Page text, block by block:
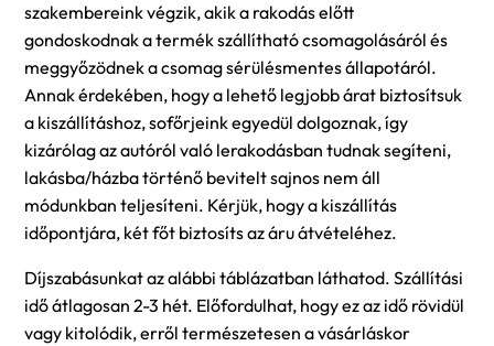
szakembereink végzik, akik a rakodás előtt
gondoskodnak a termék szállítható csomagolásáról és
meggyőzödnek a csomag sérülésmentes állapotáról.
Annak érdekében, hogy a lehető legjobb árat biztosítsuk
a kiszállításhoz, sofőrjeink egyedül dolgoznak, így
kizárólag az autóról való lerakodásban tudnak segíteni,
lakásba/házba történő bevitelt sajnos nem áll
módunkban teljesíteni. Kérjük, hogy a kiszállítás
időpontjára, két főt biztosíts az áru átvételéhez.
Díjszabásunkat az alábbi táblázatban láthatod. Szállítási
idő átlagosan 2-3 hét. Előfordulhat, hogy ez az idő rövidül
vagy kitolódik, erről természetesen a vásárláskor